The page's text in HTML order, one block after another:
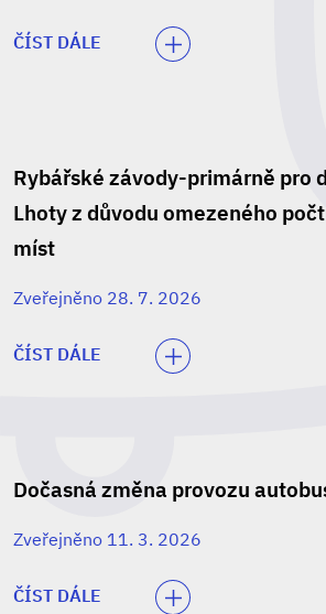
ČÍST DÁLE
Rybářské závody-primárně pro
Lhoty z důvodu omezeného
míst
Zveřejněno 28. 7. 2026
ČÍST DÁLE
Dočasná změna provozu
Zveřejněno 11. 3. 2026
ČÍST DÁLE